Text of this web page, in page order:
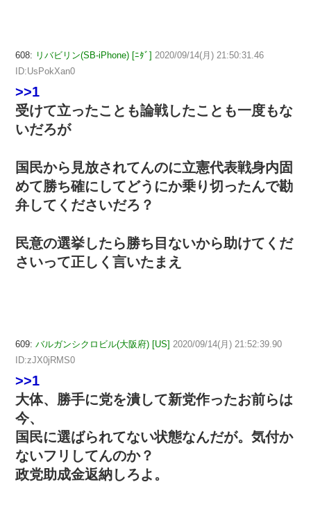
608: リバビリン(SB-iPhone) [ﾆﾀﾞ] 2020/09/14(月) 21:50:31.46
ID:UsPokXan0
>>1
受けて立ったことも論戦したことも一度もな
いだろが
国民から見放されてんのに立憲代表戦身内固
めて勝ち確にしてどうにか乗り切ったんで勘
弁してくださいだろ？
民意の選挙したら勝ち目ないから助けてくだ
さいって正しく言いたまえ
609: バルガンシクロビル(大阪府) [US] 2020/09/14(月) 21:52:39.90
ID:zJX0jRMS0
>>1
大体、勝手に党を潰して新党作ったお前らは
今、
国民に選ばられてない状態なんだが。気付か
ないフリしてんのか？
政党助成金返納しろよ。